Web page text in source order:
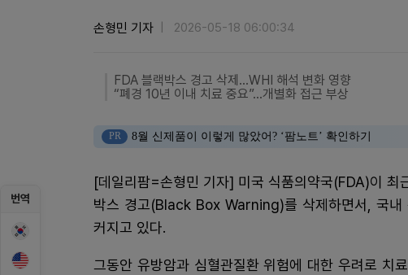
번역
손형민 기자 2026-05-18 06:00:34
FDA 블랙박스 경고 삭제…WHI 해석 변화 영향
“폐경 10년 이내 치료 중요”…개별화 접근 부상
PR 8월 신제품이 이렇게 많았어? ‘팜노트’ 확인하기
[데일리팜=손형민 기자] 미국 식품의약국(FDA)이
박스 경고(Black Box Warning)를 삭제하면서, 국내
커지고 있다.
그동안 유방암과 심혈관질환 위험에 대한 우려로 치